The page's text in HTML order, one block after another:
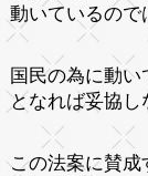
動いているので
国民の為に動
となれば妥協し
この法案に賛成